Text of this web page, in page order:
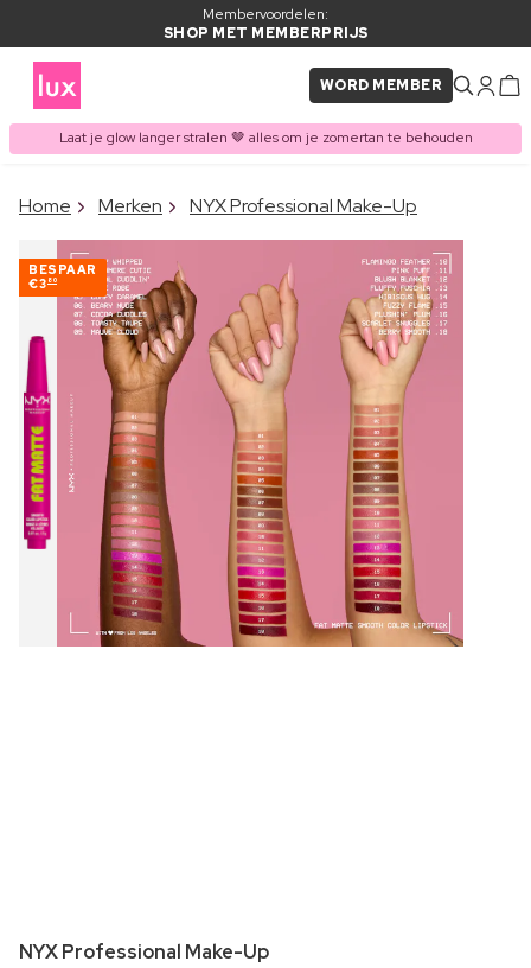
Membervoordelen:
SHOP MET MEMBERPRIJS
WORD MEMBER
Laat je glow langer stralen 🤎 alles om je zomertan te behouden
ITEM TOEGEVOEGD AAN
WINKELMAND
Vaak samen gekocht met
Home Merken NYX Professional Make-Up
BESPAAR
€3 80
NYX Professional Make-Up